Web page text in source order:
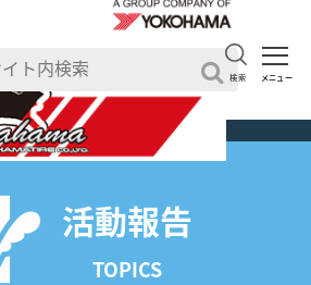
メニュー
検索
活動報告
TOPICS